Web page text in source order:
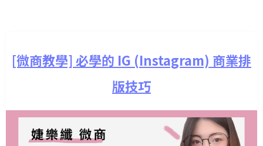
[微商教學] 必學的 IG (Instagram) 商業排
版技巧